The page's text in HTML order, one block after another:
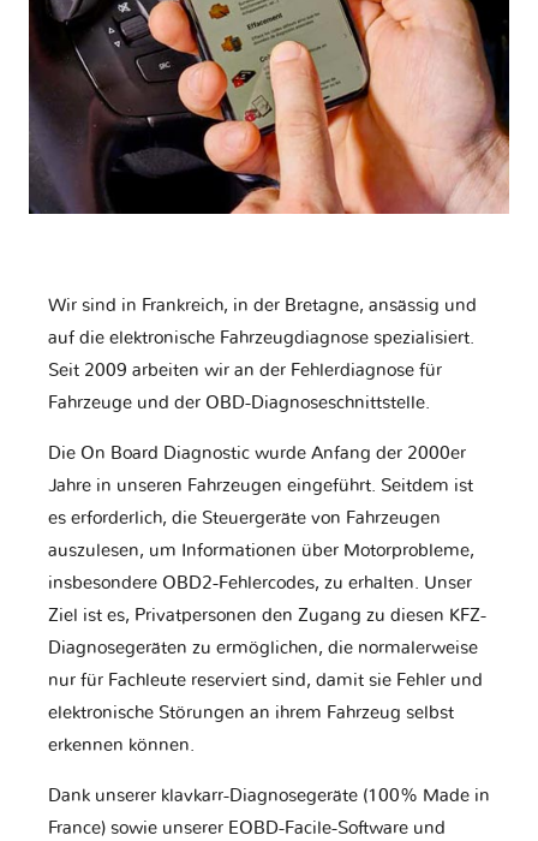
Wir sind in Frankreich, in der Bretagne, ansässig und
auf die elektronische Fahrzeugdiagnose spezialisiert.
Seit 2009 arbeiten wir an der Fehlerdiagnose für
Fahrzeuge und der OBD-Diagnoseschnittstelle.
Die On Board Diagnostic wurde Anfang der 2000er
Jahre in unseren Fahrzeugen eingeführt. Seitdem ist
es erforderlich, die Steuergeräte von Fahrzeugen
auszulesen, um Informationen über Motorprobleme,
insbesondere OBD2-Fehlercodes, zu erhalten. Unser
Ziel ist es, Privatpersonen den Zugang zu diesen KFZ-
Diagnosegeräten zu ermöglichen, die normalerweise
nur für Fachleute reserviert sind, damit sie Fehler und
elektronische Störungen an ihrem Fahrzeug selbst
erkennen können.
Dank unserer klavkarr-Diagnosegeräte (100% Made in
France) sowie unserer EOBD-Facile-Software und